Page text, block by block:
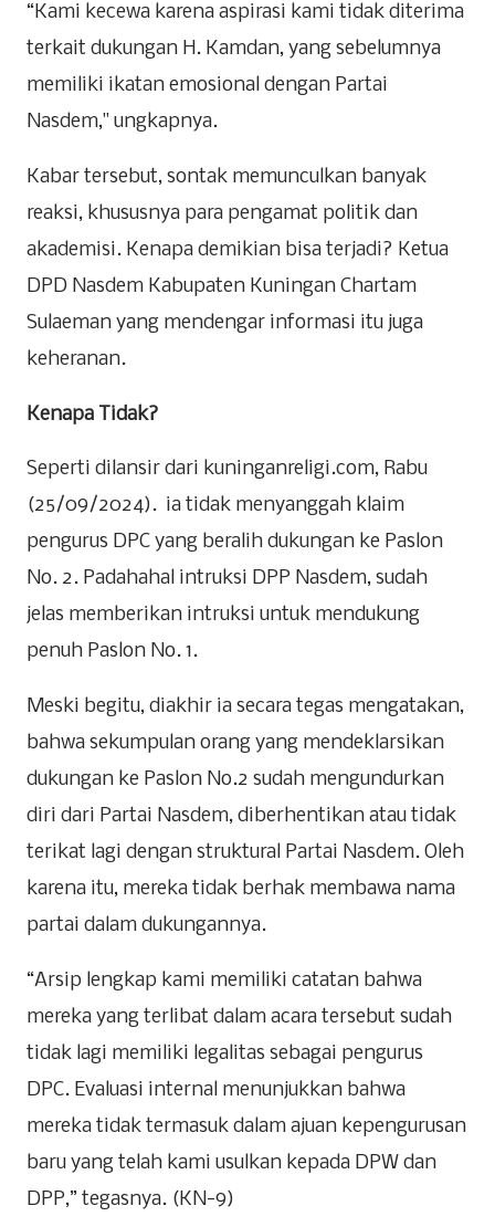
“Kami kecewa karena aspirasi kami tidak diterima
terkait dukungan H. Kamdan, yang sebelumnya
memiliki ikatan emosional dengan Partai
Nasdem," ungkapnya.
Kabar tersebut, sontak memunculkan banyak
reaksi, khususnya para pengamat politik dan
akademisi. Kenapa demikian bisa terjadi? Ketua
DPD Nasdem Kabupaten Kuningan Chartam
Sulaeman yang mendengar informasi itu juga
keheranan.
Kenapa Tidak?
Seperti dilansir dari kuninganreligi.com, Rabu
(25/09/2024). ia tidak menyanggah klaim
pengurus DPC yang beralih dukungan ke Paslon
No. 2. Padahahal intruksi DPP Nasdem, sudah
jelas memberikan intruksi untuk mendukung
penuh Paslon No. 1.
Meski begitu, diakhir ia secara tegas mengatakan,
bahwa sekumpulan orang yang mendeklarsikan
dukungan ke Paslon No.2 sudah mengundurkan
diri dari Partai Nasdem, diberhentikan atau tidak
terikat lagi dengan struktural Partai Nasdem. Oleh
karena itu, mereka tidak berhak membawa nama
partai dalam dukungannya.
“Arsip lengkap kami memiliki catatan bahwa
mereka yang terlibat dalam acara tersebut sudah
tidak lagi memiliki legalitas sebagai pengurus
DPC. Evaluasi internal menunjukkan bahwa
mereka tidak termasuk dalam ajuan kepengurusan
baru yang telah kami usulkan kepada DPW dan
DPP,” tegasnya. (KN-9)